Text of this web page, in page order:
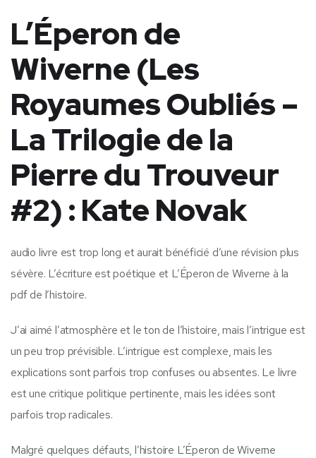
L’Éperon de
Wiverne (Les
Royaumes Oubliés –
La Trilogie de la
Pierre du Trouveur
#2) : Kate Novak
audio livre est trop long et aurait bénéficié d’une révision plus
sévère. L’écriture est poétique et L’Éperon de Wiverne à la
pdf de l’histoire.
J’ai aimé l’atmosphère et le ton de l’histoire, mais l’intrigue est
un peu trop prévisible. L’intrigue est complexe, mais les
explications sont parfois trop confuses ou absentes. Le livre
est une critique politique pertinente, mais les idées sont
parfois trop radicales.
Malgré quelques défauts, l’histoire L’Éperon de Wiverne